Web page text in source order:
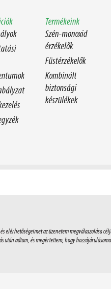
Termékeink
Szén-monoxid
érzékelők
Füstérzékelők
Kombinált
biztonsági
készülékek
elérhetőségeimet az üzenetem megválaszolása
adtam, és megértettem, hogy